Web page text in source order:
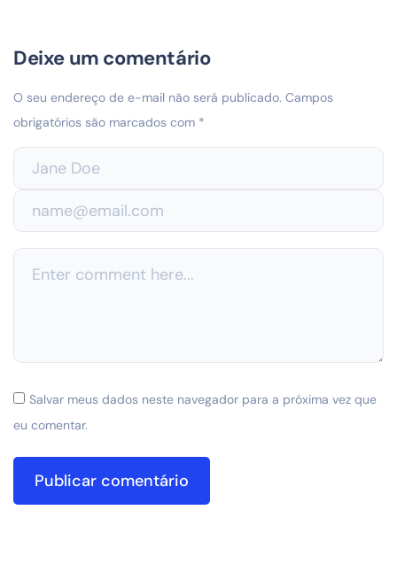
Deixe um comentário
O seu endereço de e-mail não será publicado. Campos
obrigatórios são marcados com *
Salvar meus dados neste navegador para a próxima vez que
eu comentar.